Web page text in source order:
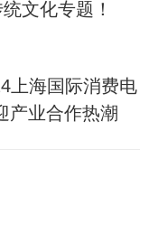
文化专题！
上海国际消费电
产业合作热潮